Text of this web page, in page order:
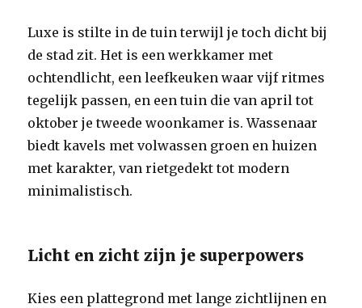
Luxe is stilte in de tuin terwijl je toch dicht bij
de stad zit. Het is een werkkamer met
ochtendlicht, een leefkeuken waar vijf ritmes
tegelijk passen, en een tuin die van april tot
oktober je tweede woonkamer is. Wassenaar
biedt kavels met volwassen groen en huizen
met karakter, van rietgedekt tot modern
minimalistisch.
Licht en zicht zijn je superpowers
Kies een plattegrond met lange zichtlijnen en